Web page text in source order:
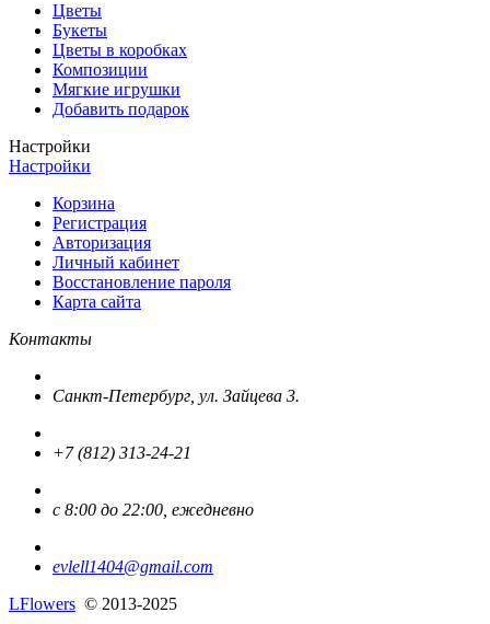
Цветы
Букеты
Цветы в коробках
Композиции
Мягкие игрушки
Добавить подарок
Настройки
Настройки
Корзина
Регистрация
Авторизация
Личный кабинет
Восстановление пароля
Карта сайта
Контакты
Санкт-Петербург, ул. Зайцева 3.
+7 (812) 313-24-21
с 8:00 до 22:00, ежедневно
evlell1404@gmail.com
LFlowers © 2013-2025